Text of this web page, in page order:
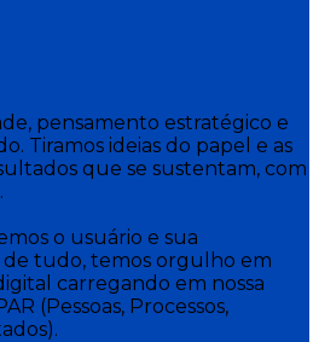
pensamento estratégico e
Tiramos ideias do papel e as
que se sustentam, com
o usuário e sua
tudo, temos orgulho em
carregando em nossa
(Pessoas, Processos,